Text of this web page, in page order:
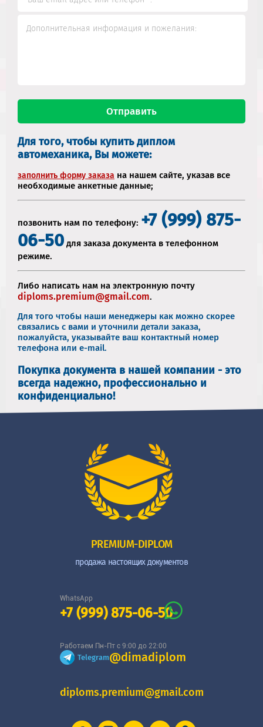
Для того, чтобы купить диплом
автомеханика, Вы можете:
заполнить форму заказа на нашем сайте, указав все
необходимые анкетные данные;
позвонить нам по телефону: +7 (999) 875-
06-50 для заказа документа в телефонном
режиме.
Либо написать нам на электронную почту
diploms.premium@gmail.com.
Для того чтобы наши менеджеры как можно скорее
связались с вами и уточнили детали заказа,
пожалуйста, указывайте ваш контактный номер
телефона или e-mail.
Покупка документа в нашей компании - это
всегда надежно, профессионально и
конфиденциально!
PREMIUM-DIPLOM
продажа настоящих документов
WhatsApp
+7 (999) 875-06-50
Работаем Пн-Пт с 9:00 до 22:00
Telegram@dimadiplom
diploms.premium@gmail.com